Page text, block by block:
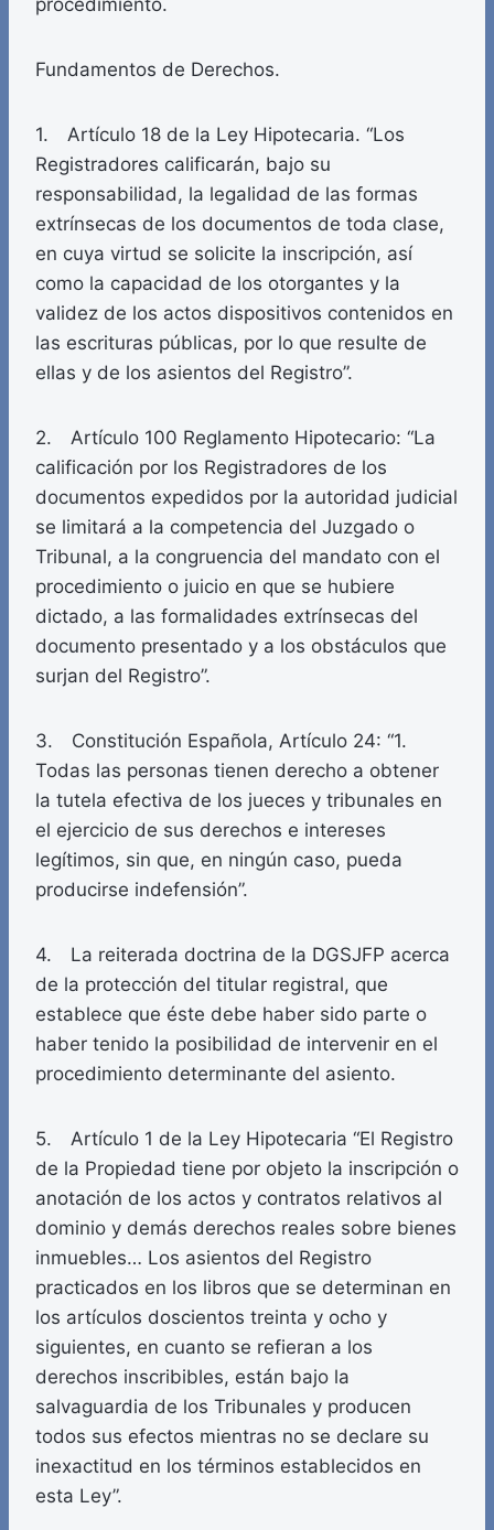
procedimiento.
Fundamentos de Derechos.
1. Artículo 18 de la Ley Hipotecaria. “Los
Registradores calificarán, bajo su
responsabilidad, la legalidad de las formas
extrínsecas de los documentos de toda clase,
en cuya virtud se solicite la inscripción, así
como la capacidad de los otorgantes y la
validez de los actos dispositivos contenidos en
las escrituras públicas, por lo que resulte de
ellas y de los asientos del Registro”.
2. Artículo 100 Reglamento Hipotecario: “La
calificación por los Registradores de los
documentos expedidos por la autoridad judicial
se limitará a la competencia del Juzgado o
Tribunal, a la congruencia del mandato con el
procedimiento o juicio en que se hubiere
dictado, a las formalidades extrínsecas del
documento presentado y a los obstáculos que
surjan del Registro”.
3. Constitución Española, Artículo 24: “1.
Todas las personas tienen derecho a obtener
la tutela efectiva de los jueces y tribunales en
el ejercicio de sus derechos e intereses
legítimos, sin que, en ningún caso, pueda
producirse indefensión”.
4. La reiterada doctrina de la DGSJFP acerca
de la protección del titular registral, que
establece que éste debe haber sido parte o
haber tenido la posibilidad de intervenir en el
procedimiento determinante del asiento.
5. Artículo 1 de la Ley Hipotecaria “El Registro
de la Propiedad tiene por objeto la inscripción o
anotación de los actos y contratos relativos al
dominio y demás derechos reales sobre bienes
inmuebles… Los asientos del Registro
practicados en los libros que se determinan en
los artículos doscientos treinta y ocho y
siguientes, en cuanto se refieran a los
derechos inscribibles, están bajo la
salvaguardia de los Tribunales y producen
todos sus efectos mientras no se declare su
inexactitud en los términos establecidos en
esta Ley”.